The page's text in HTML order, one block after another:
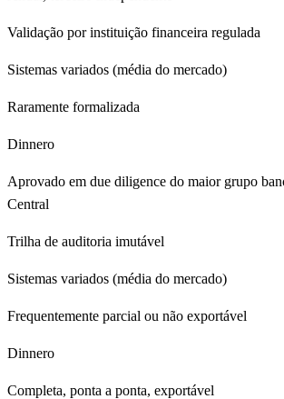
Validação por instituição financeira regulada
Sistemas variados (média do mercado)
Raramente formalizada
Dinnero
Aprovado em due diligence do maior grupo
Central
Trilha de auditoria imutável
Sistemas variados (média do mercado)
Frequentemente parcial ou não exportável
Dinnero
Completa, ponta a ponta, exportável